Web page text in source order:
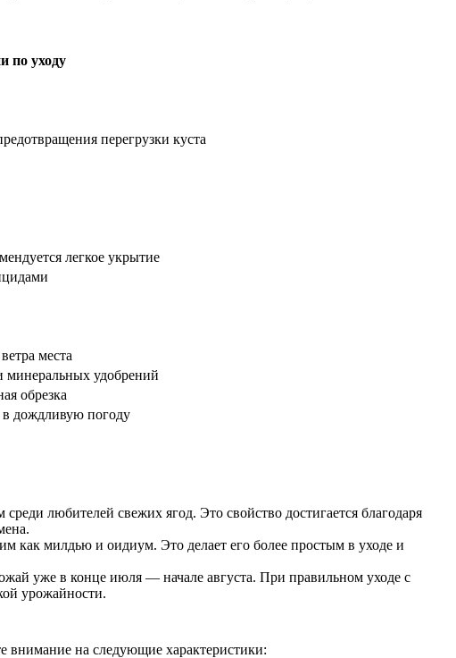
по уходу
перегрузки куста
легкое укрытие
места
минеральных удобрений
обрезка
в дождливую погоду
любителей свежих ягод. Это свойство достигается благодаря
как милдью и оидиум. Это делает его более простым в уходе и
уже в конце июля — начале августа. При правильном уходе с
урожайности.
на следующие характеристики: